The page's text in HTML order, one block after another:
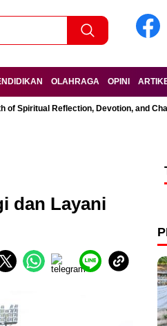
OLAHRAGA OPINI
of Spiritual Reflection, Devotion, and
dan Layani